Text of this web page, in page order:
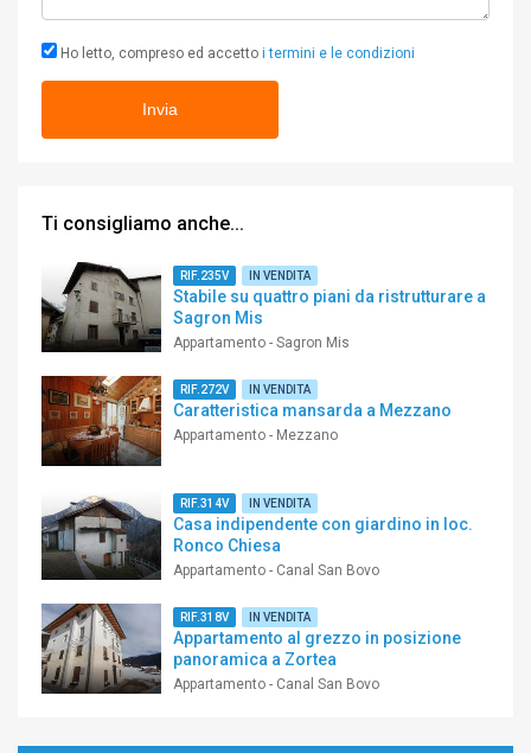
Ho letto, compreso ed accetto i termini e le condizioni
Ti consigliamo anche...
RIF.235V IN VENDITA
Stabile su quattro piani da ristrutturare a
Sagron Mis
Appartamento - Sagron Mis
RIF.272V IN VENDITA
Caratteristica mansarda a Mezzano
Appartamento - Mezzano
RIF.314V IN VENDITA
Casa indipendente con giardino in loc.
Ronco Chiesa
Appartamento - Canal San Bovo
RIF.318V IN VENDITA
Appartamento al grezzo in posizione
panoramica a Zortea
Appartamento - Canal San Bovo